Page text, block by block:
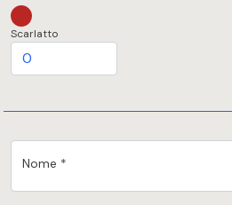
Scarlatto
Nome *